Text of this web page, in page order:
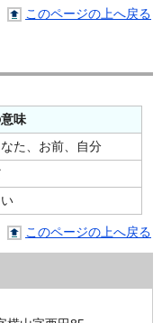
このページの上へ戻る
味
た、お前、自分
このページの上へ戻る